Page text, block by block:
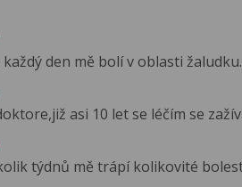
den mě bolí v oblasti
asi 10 let se léčím se
týdnů mě trápí kolikovité